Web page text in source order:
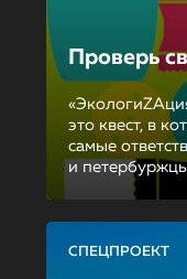
Проверь
это квест, в
самые
и
СПЕЦПРОЕКТ